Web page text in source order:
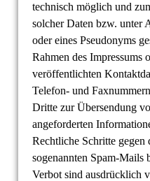
technisch möglich und
solcher Daten bzw. unter
oder eines Pseudonyms
Rahmen des Impressums
veröffentlichten
Telefon- und
Dritte zur Übersendung
angeforderten
Rechtliche Schritte gegen
sogenannten Spam-Mails
Verbot sind ausdrücklich